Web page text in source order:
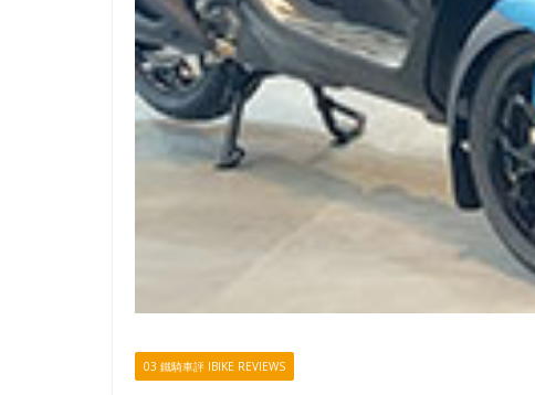
03 鐵騎車評 IBIKE REVIEWS